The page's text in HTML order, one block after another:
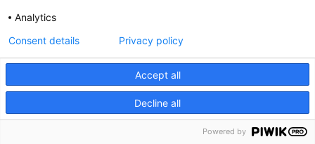
organitzat i mafiós de grans empreses”.
15/06/2016 - 20:30:00
Analytics
Accept all
Decline all
Consent details Privacy policy
Powered by